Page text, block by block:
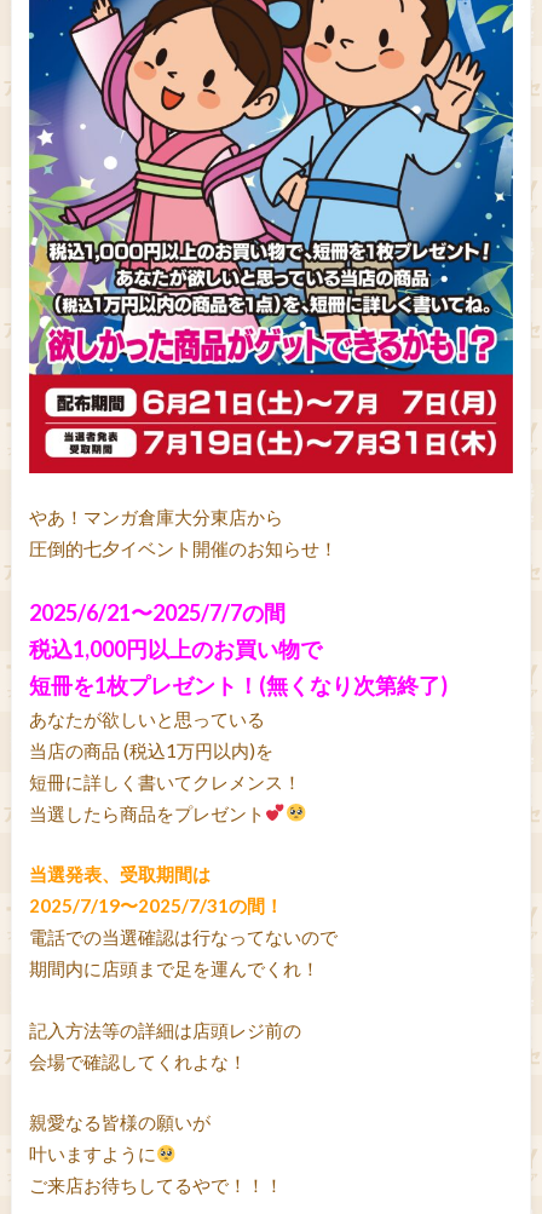
やあ！マンガ倉庫大分東店から
圧倒的七夕イベント開催のお知らせ！
2025/6/21〜2025/7/7の間
税込1,000円以上のお買い物で
短冊を1枚プレゼント！(無くなり次第終了)
あなたが欲しいと思っている
当店の商品 (税込1万円以内)を
短冊に詳しく書いてクレメンス！
当選したら商品をプレゼント
当選発表、受取期間は
2025/7/19〜2025/7/31の間！
電話での当選確認は行なってないので
期間内に店頭まで足を運んでくれ！
記入方法等の詳細は店頭レジ前の
会場で確認してくれよな！
親愛なる皆様の願いが
叶いますように
ご来店お待ちしてるやで！！！